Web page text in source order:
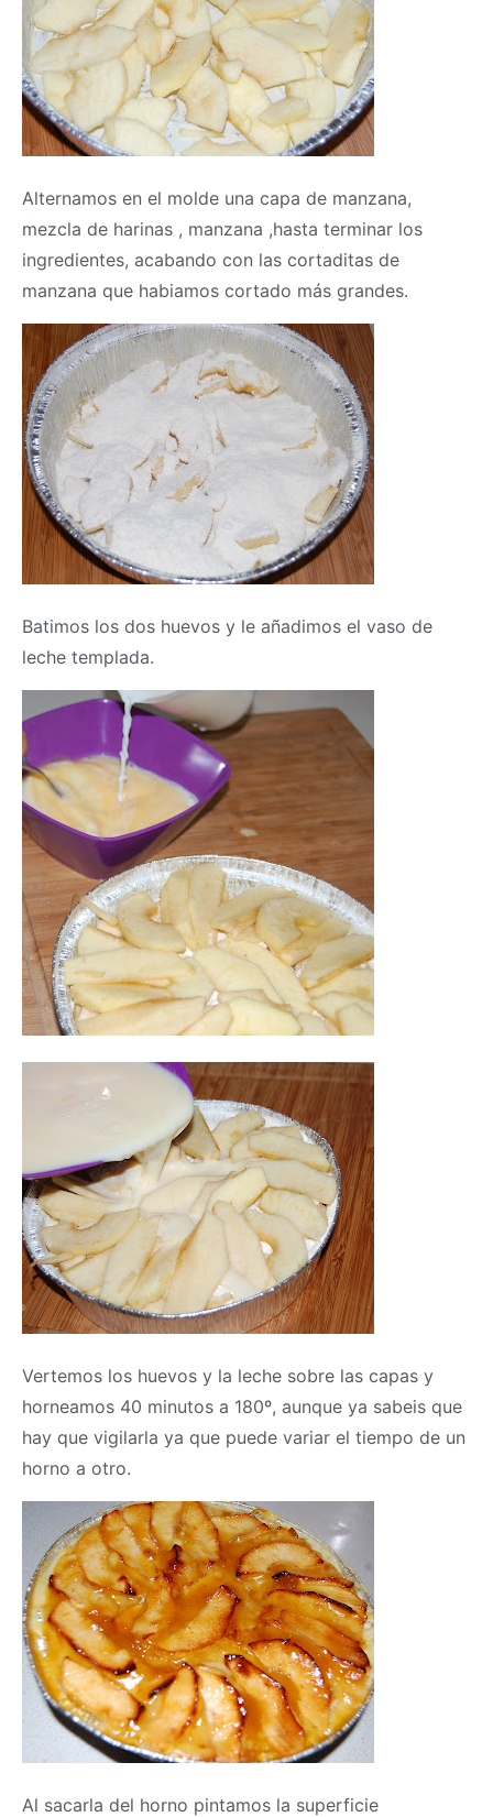
Alternamos en el molde una capa de manzana,
mezcla de harinas , manzana ,hasta terminar los
ingredientes, acabando con las cortaditas de
manzana que habiamos cortado más grandes.
Batimos los dos huevos y le añadimos el vaso de
leche templada.
Vertemos los huevos y la leche sobre las capas y
horneamos 40 minutos a 180º, aunque ya sabeis que
hay que vigilarla ya que puede variar el tiempo de un
horno a otro.
Al sacarla del horno pintamos la superficie